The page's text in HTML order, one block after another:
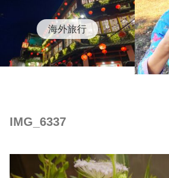
海外旅行
IMG_6337